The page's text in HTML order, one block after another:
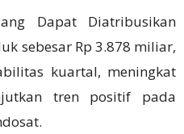
Dapat Diatribusikan
sebesar Rp 3.878 miliar,
kuartal, meningkat
tren positif pada